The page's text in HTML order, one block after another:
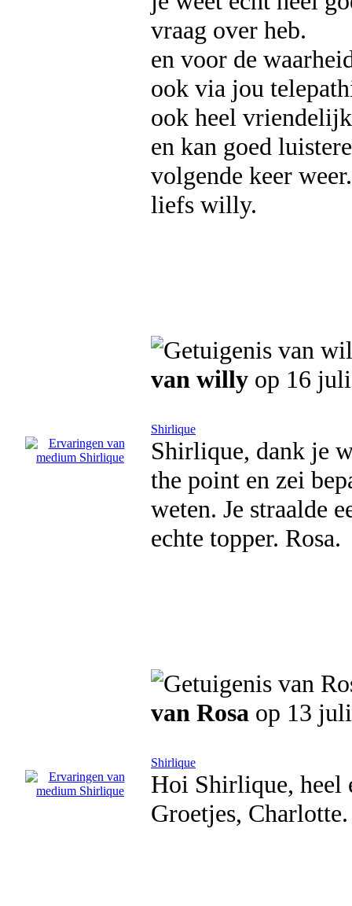
vraag over heb.
en voor de
ook via jou
ook heel vriendelijk
en kan goed
volgende keer weer.
liefs willy.
van willy op 16
Shirlique
Shirlique, dank je
the point en zei
weten. Je straalde
echte topper. Rosa.
van Rosa op 13
Shirlique
Hoi Shirlique, heel
Groetjes, Charlotte.